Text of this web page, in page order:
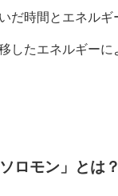
だ時間とエネル
したエネルギーに
ロモン」とは？